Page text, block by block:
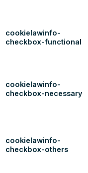
cookielawinfo-
checkbox-functional
cookielawinfo-
checkbox-necessary
cookielawinfo-
checkbox-others